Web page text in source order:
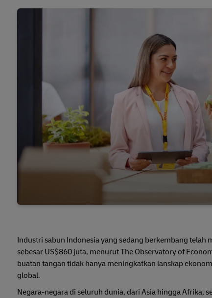
Industri sabun Indonesia yang sedang berkembang
sebesar US$860 juta, menurut The Observatory of
buatan tangan tidak hanya meningkatkan lanskap
global.
Negara-negara di seluruh dunia, dari Asia hingga Afrika,